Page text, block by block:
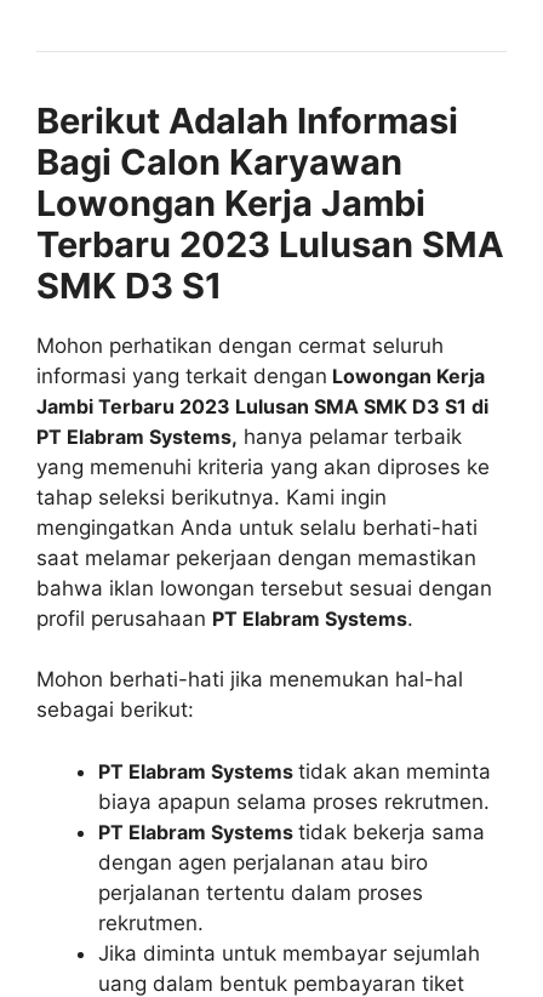
Berikut Adalah Informasi
Bagi Calon Karyawan
Lowongan Kerja Jambi
Terbaru 2023 Lulusan SMA
SMK D3 S1
Mohon perhatikan dengan cermat seluruh
informasi yang terkait dengan Lowongan Kerja
Jambi Terbaru 2023 Lulusan SMA SMK D3 S1 di
PT Elabram Systems, hanya pelamar terbaik
yang memenuhi kriteria yang akan diproses ke
tahap seleksi berikutnya. Kami ingin
mengingatkan Anda untuk selalu berhati-hati
saat melamar pekerjaan dengan memastikan
bahwa iklan lowongan tersebut sesuai dengan
profil perusahaan PT Elabram Systems.
Mohon berhati-hati jika menemukan hal-hal
sebagai berikut:
PT Elabram Systems tidak akan meminta
biaya apapun selama proses rekrutmen.
PT Elabram Systems tidak bekerja sama
dengan agen perjalanan atau biro
perjalanan tertentu dalam proses
rekrutmen.
Jika diminta untuk membayar sejumlah
uang dalam bentuk pembayaran tiket